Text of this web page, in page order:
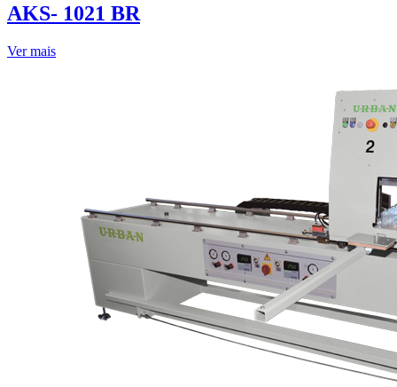
AKS- 1021 BR
Ver mais